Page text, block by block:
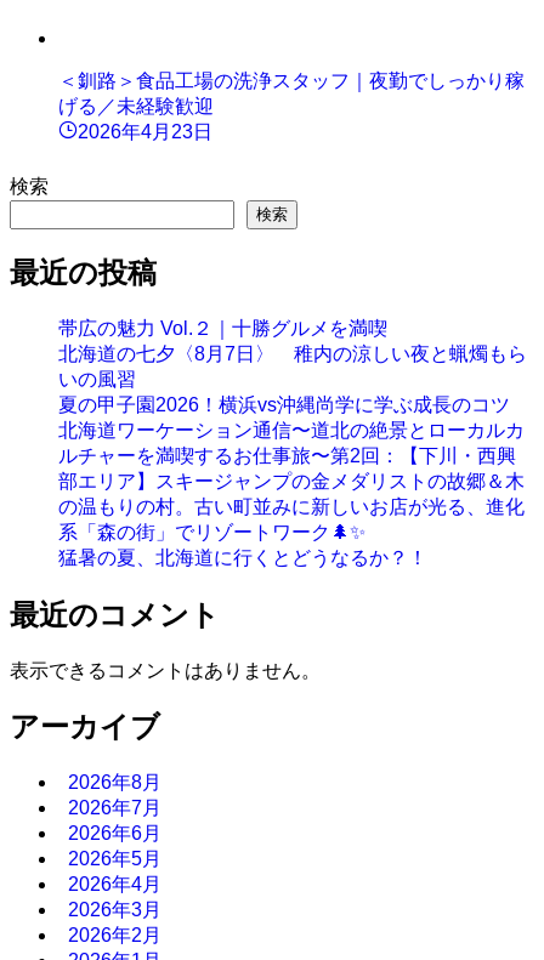
＜釧路＞食品工場の洗浄スタッフ｜夜勤でしっかり稼
げる／未経験歓迎
2026年4月23日
検索
検索
最近の投稿
帯広の魅力 Vol.２｜十勝グルメを満喫
北海道の七夕〈8月7日〉 稚内の涼しい夜と蝋燭もら
いの風習
夏の甲子園2026！横浜vs沖縄尚学に学ぶ成長のコツ
北海道ワーケーション通信〜道北の絶景とローカルカ
ルチャーを満喫するお仕事旅〜第2回：【下川・西興
部エリア】スキージャンプの金メダリストの故郷＆木
の温もりの村。古い町並みに新しいお店が光る、進化
系「森の街」でリゾートワーク🌲✨
猛暑の夏、北海道に行くとどうなるか？！
最近のコメント
表示できるコメントはありません。
アーカイブ
2026年8月
2026年7月
2026年6月
2026年5月
2026年4月
2026年3月
2026年2月